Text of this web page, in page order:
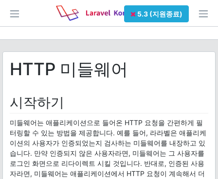
5.3 (지원종료)
HTTP 미들웨어
시작하기
미들웨어는 애플리케이션으로 들어온 HTTP 요청을 간편하게 필
터링할 수 있는 방법을 제공합니다. 예를 들어, 라라벨은 애플리케
이션의 사용자가 인증되었는지 검사하는 미들웨어를 내장하고 있
습니다. 만약 인증되지 않은 사용자라면, 미들웨어는 그 사용자를
로그인 화면으로 리다이렉트 시킬 것입니다. 반대로, 인증된 사용
자라면, 미들웨어는 애플리케이션에서 HTTP 요청이 계속해서 더